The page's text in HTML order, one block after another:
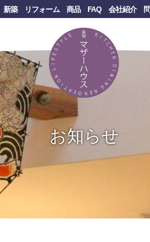
新築 リフォーム 商品 FAQ 会社紹介
お知らせ